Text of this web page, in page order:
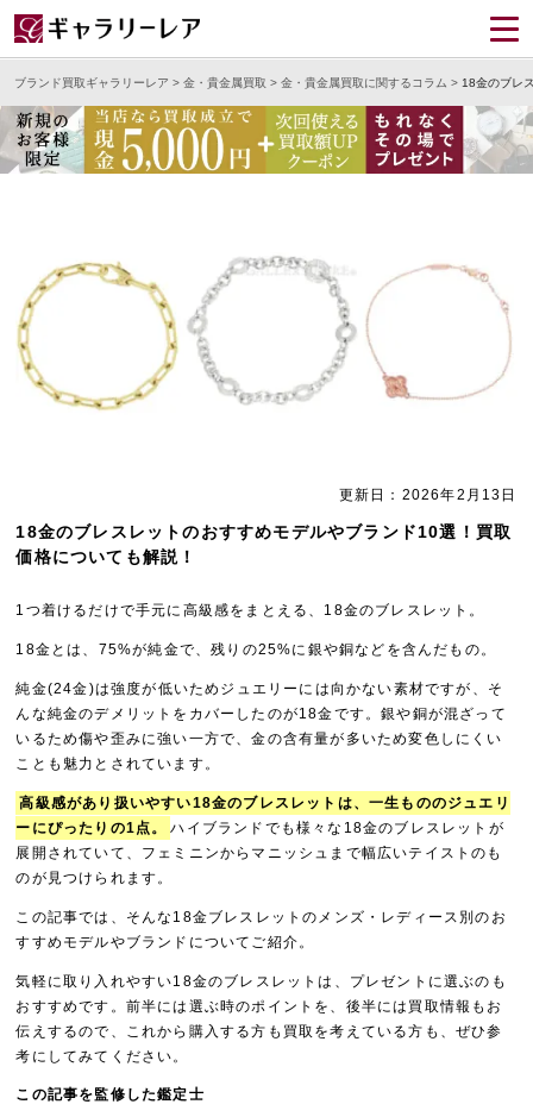
ブランド買取ギャラリーレア > 金・貴金属買取 > 金・貴金属買取に関するコラム > 18金のブレ
更新日：2026年2月13日
18金のブレスレットのおすすめモデルやブランド10選！買取
価格についても解説！
1つ着けるだけで手元に高級感をまとえる、18金のブレスレット。
18金とは、75%が純金で、残りの25%に銀や銅などを含んだもの。
純金(24金)は強度が低いためジュエリーには向かない素材ですが、そ
んな純金のデメリットをカバーしたのが18金です。銀や銅が混ざって
いるため傷や歪みに強い一方で、金の含有量が多いため変色しにくい
ことも魅力とされています。
高級感があり扱いやすい18金のブレスレットは、一生もののジュエリ
ーにぴったりの1点。
ハイブランドでも様々な18金のブレスレットが
展開されていて、フェミニンからマニッシュまで幅広いテイストのも
のが見つけられます。
この記事では、そんな18金ブレスレットのメンズ・レディース別のお
すすめモデルやブランドについてご紹介。
気軽に取り入れやすい18金のブレスレットは、プレゼントに選ぶのも
おすすめです。前半には選ぶ時のポイントを、後半には買取情報もお
伝えするので、これから購入する方も買取を考えている方も、ぜひ参
考にしてみてください。
この記事を監修した鑑定士